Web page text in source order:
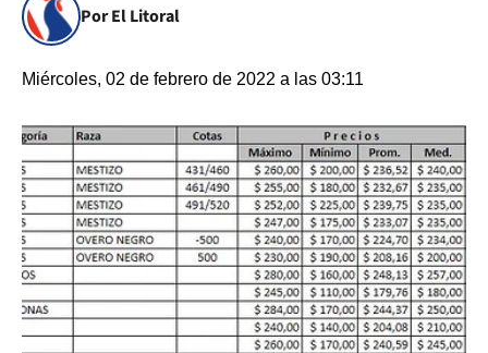
Por El Litoral
Miércoles, 02 de febrero de 2022 a las 03:11